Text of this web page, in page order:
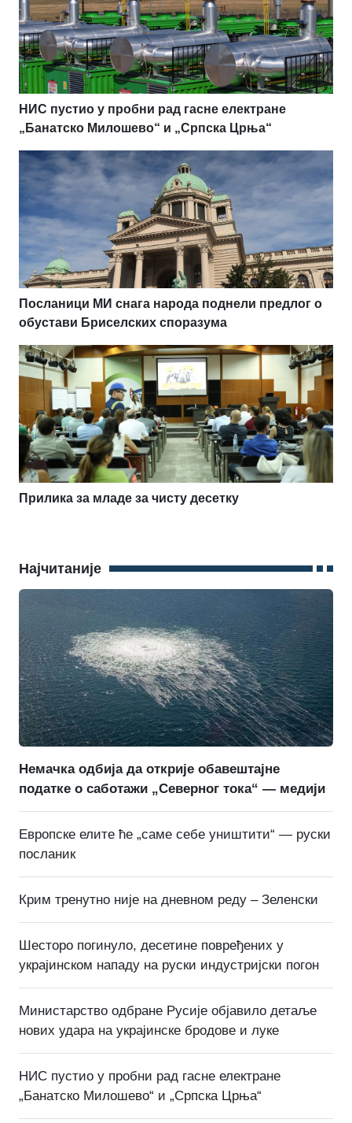
НИС пустио у пробни рад гасне електране
„Банатско Милошево“ и „Српска Црња“
Посланици МИ снага народа поднели предлог о
обустави Бриселских споразума
Прилика за младе за чисту десетку
Најчитаније
Немачка одбија да открије обавештајне
податке о саботажи „Северног тока“ — медији
Европске елите ће „саме себе уништити“ — руски
посланик
Крим тренутно није на дневном реду – Зеленски
Шесторо погинуло, десетине повређених у
украјинском нападу на руски индустријски погон
Министарство одбране Русије објавило детаље
нових удара на украјинске бродове и луке
НИС пустио у пробни рад гасне електране
„Банатско Милошево“ и „Српска Црња“